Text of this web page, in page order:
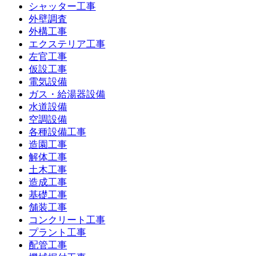
シャッター工事
外壁調査
外構工事
エクステリア工事
左官工事
仮設工事
電気設備
ガス・給湯器設備
水道設備
空調設備
各種設備工事
造園工事
解体工事
土木工事
造成工事
基礎工事
舗装工事
コンクリート工事
プラント工事
配管工事